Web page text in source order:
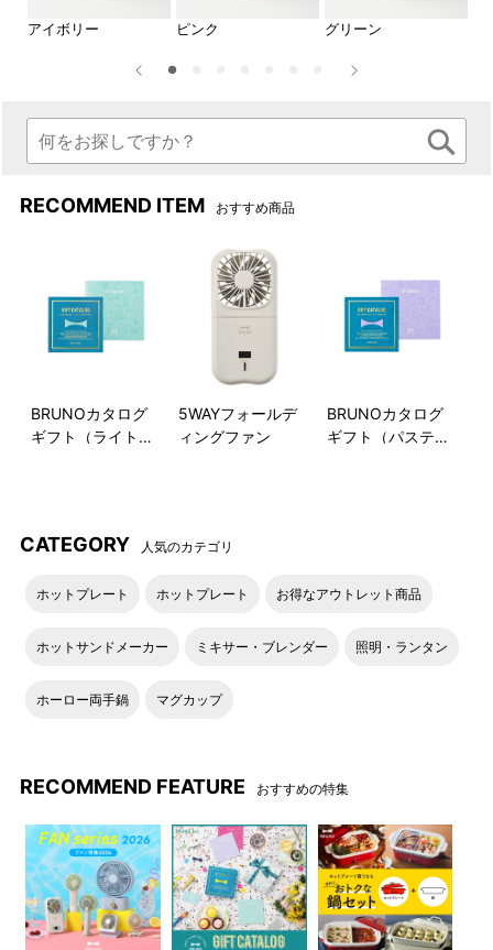
アイボリー ピンク グリーン
RECOMMEND ITEM おすすめ商品
BRUNOカタログ
ギフト（ライトブ
5WAYフォールデ
ィングファン
BRUNOカタログ
ギフト（パステル
CATEGORY 人気のカテゴリ
ホットプレート ホットプレート お得なアウトレット商品
ホットサンドメーカー ミキサー・ブレンダー 照明・ランタン
ホーロー両手鍋 マグカップ
RECOMMEND FEATURE おすすめの特集